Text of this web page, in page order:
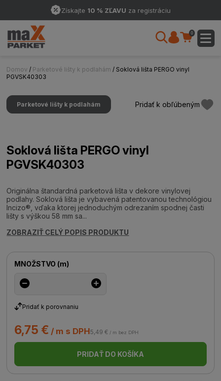
Získajte 10 % ZĽAVU za registráciu
0
Domov / Parketové lišty k podlahám / Soklová lišta PERGO vinyl
PGVSK40303
Parketové lišty k podlahám Pridať k obľúbeným
Soklová lišta PERGO vinyl
PGVSK40303
Originálna štandardná parketová lišta v dekore vinylovej
podlahy. Soklová lišta je vybavená patentovanou technológiou
Incizo®, vďaka ktorej jednoduchým odrezaním spodnej časti
lišty s výškou 58 mm sa...
ZOBRAZIŤ CELÝ POPIS PRODUKTU
MNOŽSTVO (m)
Pridať k porovnaniu
6,75 € / m s DPH5,49 € / m bez DPH
PRIDAŤ DO KOŠÍKA